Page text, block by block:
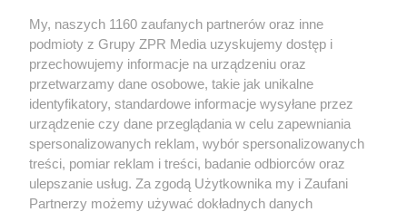
Żaden utwór zamieszczony w serwisie nie może być powielany i
rozpowszechniany lub dalej rozpowszechniany w jakikolwiek sposób (w
tym także elektroniczny lub mechaniczny) na jakimkolwiek polu
eksploatacji w jakiejkolwiek formie, włącznie z umieszczaniem w Internecie
bez pisemnej zgody właściciela praw. Jakiekolwiek użycie lub
wykorzystanie utworów w całości lub w części z naruszeniem prawa, tzn.
bez właściwej zgody, jest zabronione pod groźbą kary i może być ścigane
prawnie.
My, naszych 1160 zaufanych partnerów oraz inne
podmioty z Grupy ZPR Media uzyskujemy dostęp i
przechowujemy informacje na urządzeniu oraz
przetwarzamy dane osobowe, takie jak unikalne
identyfikatory, standardowe informacje wysyłane przez
urządzenie czy dane przeglądania w celu zapewniania
spersonalizowanych reklam, wybór spersonalizowanych
treści, pomiar reklam i treści, badanie odbiorców oraz
ulepszanie usług. Za zgodą Użytkownika my i Zaufani
Partnerzy możemy używać dokładnych danych